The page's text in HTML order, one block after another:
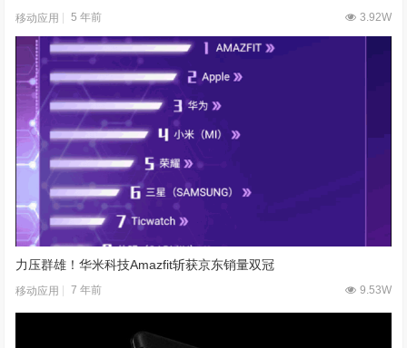
移动应用 5 年前 3.92W
力压群雄！华米科技Amazfit斩获京东销量双冠
移动应用 7 年前 9.53W